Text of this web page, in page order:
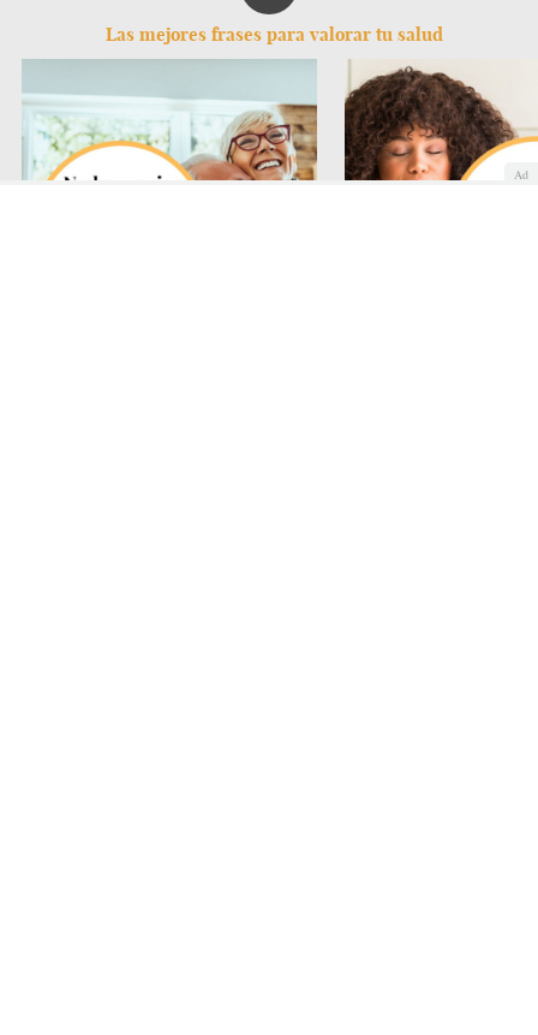
Las mejores frases para valorar tu salud
Ad